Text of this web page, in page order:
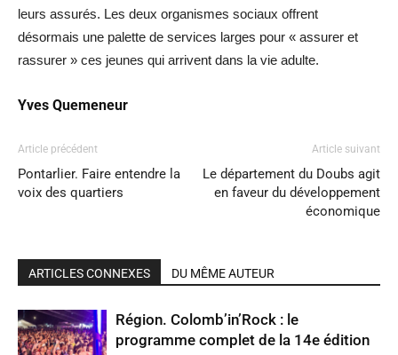
leurs assurés. Les deux organismes sociaux offrent
désormais une palette de services larges pour « assurer et
rassurer » ces jeunes qui arrivent dans la vie adulte.
Yves Quemeneur
Article précédent
Pontarlier. Faire entendre la
voix des quartiers
Article suivant
Le département du Doubs agit
en faveur du développement
économique
ARTICLES CONNEXES DU MÊME AUTEUR
Région. Colomb’in’Rock : le
programme complet de la 14e édition